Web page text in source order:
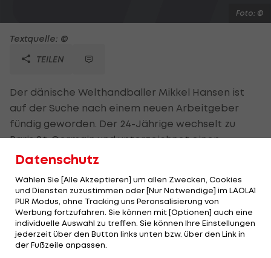
Foto: ©
Textquelle: ©
TEILEN
Der dänische Welthandballer Mikkel Hansen ist
auf der Suche nach einem neuen Arbeitgeber
fündig geworden. Der 24-Jährige wechselt zu
Paris St. Germain und unterzeichnet einen
Vierjahresvertrag. Hansens früherer Arbeitgeber
Germain war bis vor kurzem unter dem Namen
Paris Handball bekannt, wurde nach dem Verkauf
an die Investorengruppe Qatar Sports
Investments (QSI) aber umbenannt. QSI führt
bereits seit zwei Jahren den Pariser Fußball-
Datenschutz
Wählen Sie [Alle Akzeptieren] um allen Zwecken, Cookies
und Diensten zuzustimmen oder [Nur Notwendige] im LAOLA1
PUR Modus, ohne Tracking uns Peronsalisierung von
Werbung fortzufahren. Sie können mit [Optionen] auch eine
individuelle Auswahl zu treffen. Sie können Ihre Einstellungen
jederzeit über den Button links unten bzw. über den Link in
der Fußzeile anpassen.